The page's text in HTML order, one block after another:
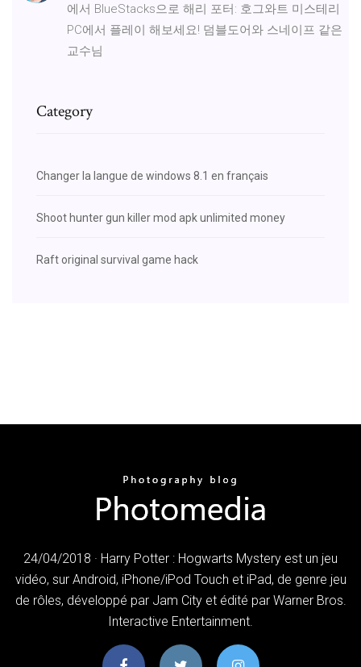
에서 BlueStacks으로 해리 포터: 호그와트 미스테리
PC에서 플레이 해보세요! 덤블도어와 스네이프 같은
교수님
Category
Changer la langue de windows 8.1 en français
Shoot hunter gun killer mod apk unlimited money
Raft original survival game hack
24/04/2018 · Harry Potter : Hogwarts Mystery est un jeu
vidéo, sur Android, iPhone/iPod Touch et iPad, de genre jeu
de rôles, développé par Jam City et édité par Warner Bros.
Interactive Entertainment.